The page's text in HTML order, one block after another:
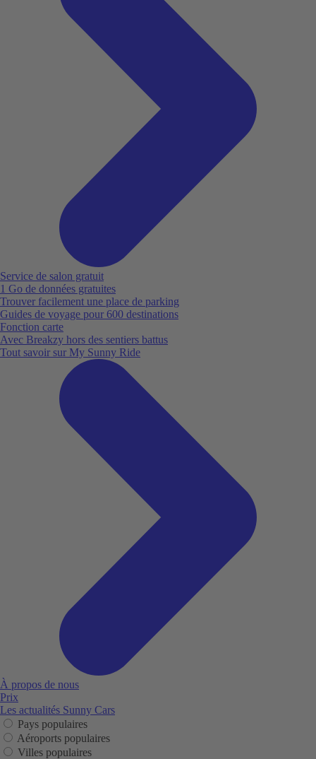
Service de salon gratuit
1 Go de données gratuites
Trouver facilement une place de parking
Guides de voyage pour 600 destinations
Fonction carte
Avec Breakzy hors des sentiers battus
Tout savoir sur My Sunny Ride
À propos de nous
Prix
Les actualités Sunny Cars
Pays populaires
Aéroports populaires
Villes populaires